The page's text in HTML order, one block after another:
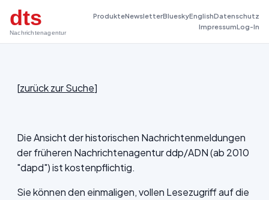
dts
Nachrichtenagentur
ProdukteNewsletterBlueskyEnglishDatenschutz
ImpressumLog-In
[zurück zur Suche]
Die Ansicht der historischen Nachrichtenmeldungen
der früheren Nachrichtenagentur ddp/ADN (ab 2010
"dapd") ist kostenpflichtig.
Sie können den einmaligen, vollen Lesezugriff auf die